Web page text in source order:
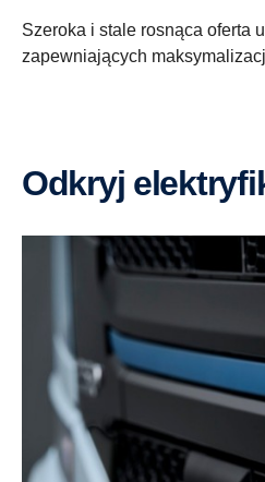
Szeroka i stale rosnąca oferta
zapewniających
Odkryj